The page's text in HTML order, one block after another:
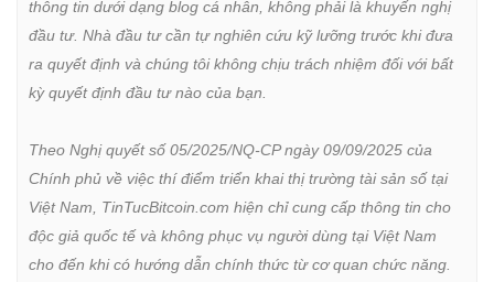
thông tin dưới dạng blog cá nhân, không phải là khuyến nghị
đầu tư. Nhà đầu tư cần tự nghiên cứu kỹ lưỡng trước khi đưa
ra quyết định và chúng tôi không chịu trách nhiệm đối với bất
kỳ quyết định đầu tư nào của bạn.
Theo Nghị quyết số 05/2025/NQ-CP ngày 09/09/2025 của
Chính phủ về việc thí điểm triển khai thị trường tài sản số tại
Việt Nam, TinTucBitcoin.com hiện chỉ cung cấp thông tin cho
độc giả quốc tế và không phục vụ người dùng tại Việt Nam
cho đến khi có hướng dẫn chính thức từ cơ quan chức năng.